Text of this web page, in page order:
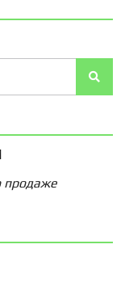
продаже